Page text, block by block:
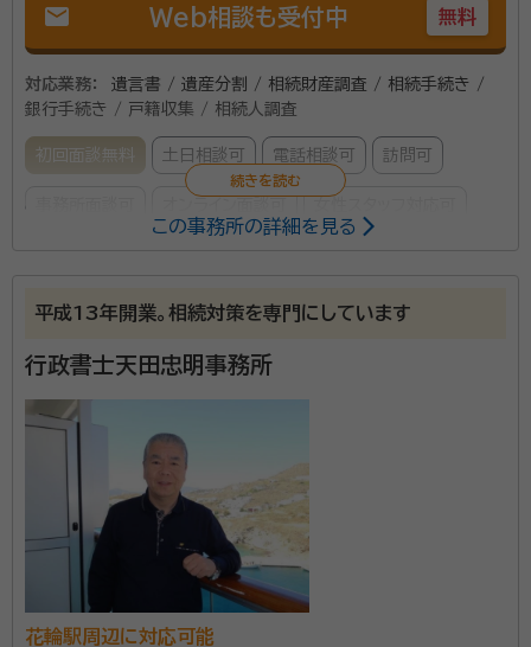
mail Web相談も受付中 無料
対応業務：
遺言書 / 遺産分割 / 相続財産調査 / 相続手続き /
銀行手続き / 戸籍収集 / 相続人調査
初回面談無料 土日相談可 電話相談可 訪問可
清水 徹也（しみず てつや）
行政書士、入国管理申請取次行政書士
1年終了 昭和52年旧労働省(現厚労省)入省 大阪府岸和田公共職業
安定所長、労働研修所教官、群馬県職業安定課長等を歴任
事務所口コミ（抜粋）：
満足度 5.0
ご利用時期：2026/4
自宅まで来ていただきました。見積もりなど素早く、丁寧に説明していた
だきました。
契約後の感想
依頼後もまめに連絡を下さり書類のやり取りをしました。身の上話も含め
親身になって対応して下さりました。
この事務所の詳細を見る
平成13年開業。相続対策を専門にしています
行政書士天田忠明事務所
花輪駅周辺に対応可能